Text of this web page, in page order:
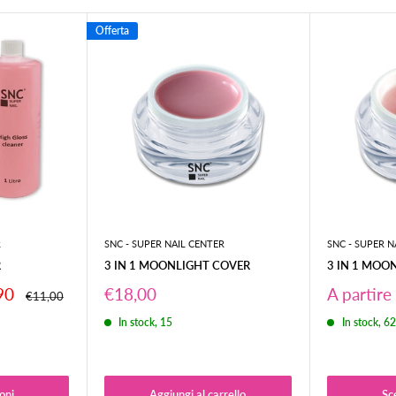
a quello d'incasso.
(
codice tracciatura del
è consigliabile
specificando
Prezzo
€11,00
Offerta
SNC - SUPER NAIL CENTER
3 IN 1 MOONLIGHT COVER
Prezzo
scontato
€18,00
In stock, 15
SNC - SUPER
3 IN 1
Prezzo
scontato
A partire
In stock, 62